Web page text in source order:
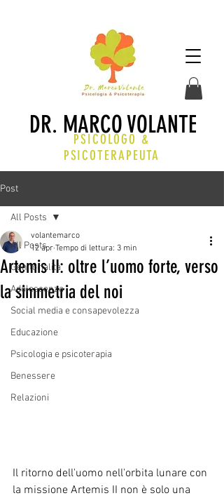
DR. MARCO VOLANTE
PSICOLOGO &
PSICOTERAPEUTA
Post
All Posts
Genitorialità
Adolescenza
Social media e consapevolezza
Educazione
Psicologia e psicoterapia
Benessere
Relazioni
All Posts
Artemis II: oltre l’uomo forte, verso
la simmetria del noi
volantemarco
12 apr Tempo di lettura: 3 min
Il ritorno dell'uomo nell'orbita lunare con
la missione Artemis II non è solo una